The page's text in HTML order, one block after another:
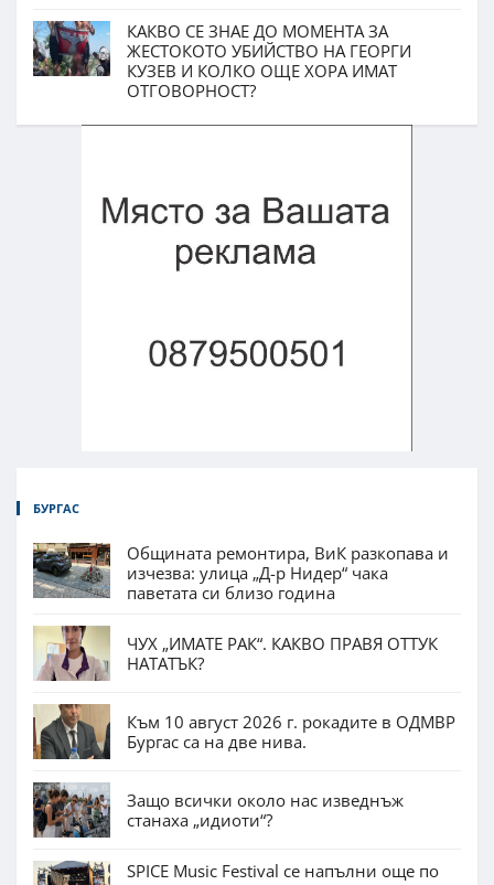
КАКВО СЕ ЗНАЕ ДО МОМЕНТА ЗА
ЖЕСТОКОТО УБИЙСТВО НА ГЕОРГИ
КУЗЕВ И КОЛКО ОЩЕ ХОРА ИМАТ
ОТГОВОРНОСТ?
БУРГАС
Общината ремонтира, ВиК разкопава и
изчезва: улица „Д-р Нидер“ чака
паветата си близо година
ЧУХ „ИМАТЕ РАК“. КАКВО ПРАВЯ ОТТУК
НАТАТЪК?
Към 10 август 2026 г. рокадите в ОДМВР
Бургас са на две нива.
Защо всички около нас изведнъж
станаха „идиоти“?
SPICE Music Festival се напълни още по